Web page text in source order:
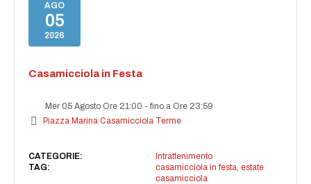
AGO
05
2026
Casamicciola in Festa
Mer 05 Agosto Ore 21:00 -fino a Ore 23:59
Piazza Marina Casamicciola Terme
CATEGORIE:
Intrattenimento
TAG:
casamicciola in festa, estate
casamicciola